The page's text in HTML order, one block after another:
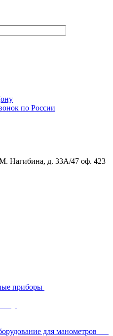
по России
Нагибина, д. 33А/47 оф. 423
приборы
для манометров